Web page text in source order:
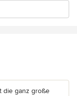
die ganz große